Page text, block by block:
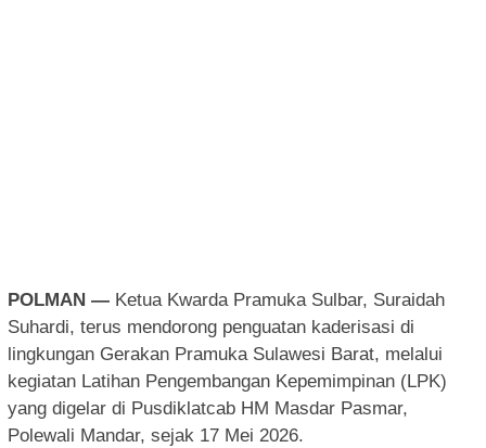
POLMAN — Ketua Kwarda Pramuka Sulbar, Suraidah
Suhardi, terus mendorong penguatan kaderisasi di
lingkungan Gerakan Pramuka Sulawesi Barat, melalui
kegiatan Latihan Pengembangan Kepemimpinan (LPK)
yang digelar di Pusdiklatcab HM Masdar Pasmar,
Polewali Mandar, sejak 17 Mei 2026.